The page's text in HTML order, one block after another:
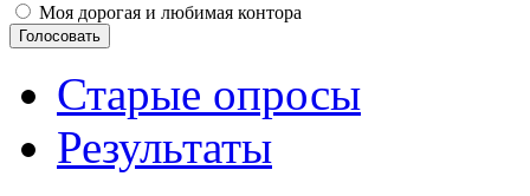
Моя дорогая и любимая контора
Старые опросы
Результаты